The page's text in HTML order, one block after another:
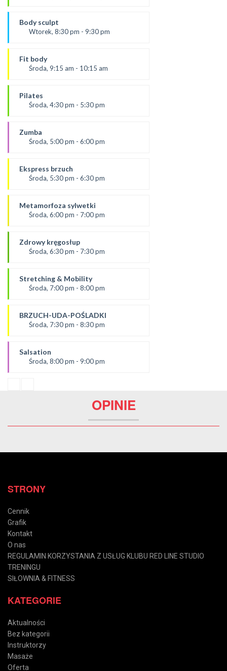
Paulina
*Zajęcia dla dorosłych i dzieci
Body sculpt
Wtorek, 8:30 pm - 9:30 pm
Aneta
SALA 1
Fit body
Środa, 9:15 am - 10:15 am
Justyna
*Zajęcia dla dorosłych i dzieci
Pilates
Środa, 4:30 pm - 5:30 pm
Żaneta
SALA 1
Zumba
Środa, 5:00 pm - 6:00 pm
Ola P
*Zajęcia dla dorosłych i dzieci
Ekspress brzuch
Środa, 5:30 pm - 6:30 pm
Ola B.
*Zajęcia dla dorosłych i dzieci
Metamorfoza sylwetki
Środa, 6:00 pm - 7:00 pm
Dominika F
SALA 2
Zdrowy kręgosłup
Środa, 6:30 pm - 7:30 pm
Ania
*Zajęcia dla dorosłych i dzieci
Stretching & Mobility
Środa, 7:00 pm - 8:00 pm
Żaneta
*Zajęcia dla dorosłych i dzieci
BRZUCH-UDA-POŚLADKI
Środa, 7:30 pm - 8:30 pm
Agata
*Zajęcia dla dorosłych i dzieci
Salsation
Środa, 8:00 pm - 9:00 pm
OPINIE
STRONY
Cennik
Grafik
Kontakt
O nas
REGULAMIN KORZYSTANIA Z USŁUG KLUBU RED LINE STUDIO
TRENINGU
SIŁOWNIA & FITNESS
KATEGORIE
Aktualności
Bez kategorii
Instruktorzy
Masaże
Oferta